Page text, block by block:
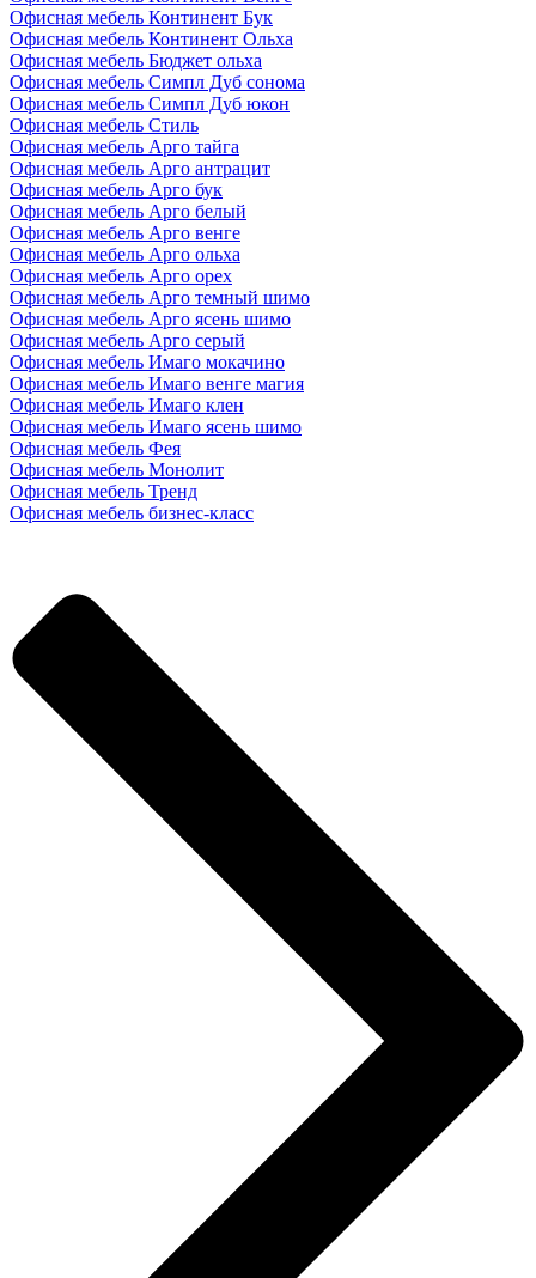
Офисная мебель Континент Бук
Офисная мебель Континент Ольха
Офисная мебель Бюджет ольха
Офисная мебель Симпл Дуб сонома
Офисная мебель Симпл Дуб юкон
Офисная мебель Стиль
Офисная мебель Арго тайга
Офисная мебель Арго антрацит
Офисная мебель Арго бук
Офисная мебель Арго белый
Офисная мебель Арго венге
Офисная мебель Арго ольха
Офисная мебель Арго орех
Офисная мебель Арго темный шимо
Офисная мебель Арго ясень шимо
Офисная мебель Арго серый
Офисная мебель Имаго мокачино
Офисная мебель Имаго венге магия
Офисная мебель Имаго клен
Офисная мебель Имаго ясень шимо
Офисная мебель Фея
Офисная мебель Монолит
Офисная мебель Тренд
Офисная мебель бизнес-класс